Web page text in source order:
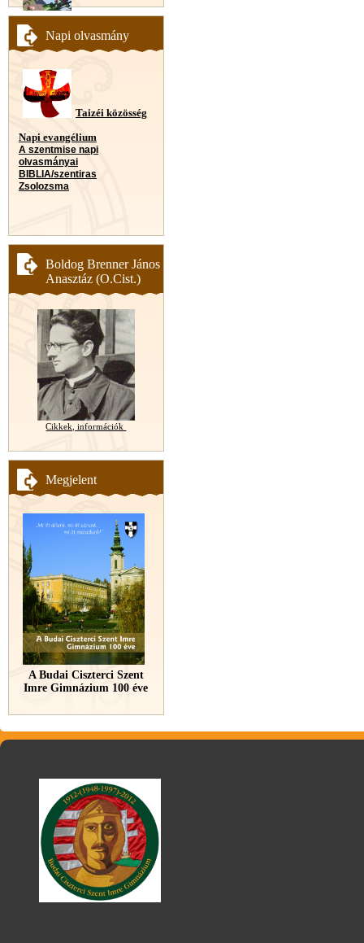
Napi olvasmány
Taizéi közösség
Napi evangélium
A szentmise napi
olvasmányai
BIBLIA/szentiras
Zsolozsma
Boldog Brenner János
Anasztáz (O.Cist.)
Cikkek, információk
Megjelent
A Budai Ciszterci Szent
Imre Gimnázium 100 éve